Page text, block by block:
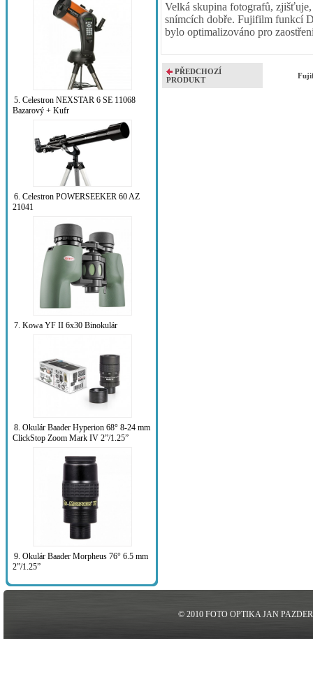
5. Celestron NEXSTAR 6 SE 11068
Bazarový + Kufr
6. Celestron POWERSEEKER 60 AZ
21041
7. Kowa YF II 6x30 Binokulár
8. Okulár Baader Hyperion 68° 8-24 mm
ClickStop Zoom Mark IV 2”/1.25”
9. Okulár Baader Morpheus 76° 6.5 mm
2”/1.25”
Velká skupina fotografů,
snímcích dobře. Fujifilm funkcí
bylo optimalizováno pro
PŘEDCHOZÍ
PRODUKT
© 2010 FOTO OPTIKA JAN